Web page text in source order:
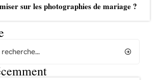
sur les photographies de mariage ?